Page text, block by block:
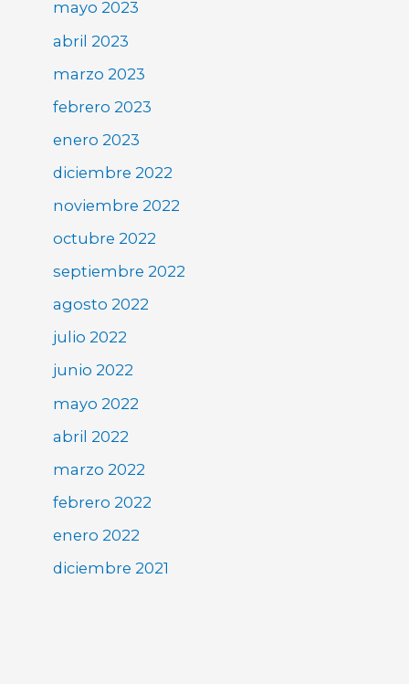
mayo 2023
abril 2023
marzo 2023
febrero 2023
enero 2023
diciembre 2022
noviembre 2022
octubre 2022
septiembre 2022
agosto 2022
julio 2022
junio 2022
mayo 2022
abril 2022
marzo 2022
febrero 2022
enero 2022
diciembre 2021